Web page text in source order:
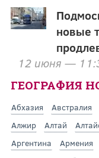
новые
12 июня —
ГЕОГРАФИЯ
Абхазия Австралия
Алжир
Алтай
Аргентина
Армения